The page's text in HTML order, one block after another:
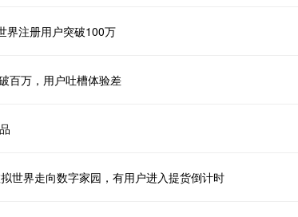
界注册用户突破100万
百万，用户吐槽体验差
世界走向数字家园，有用户进入提货倒计时